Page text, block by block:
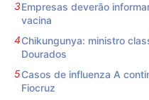
Empresas deverão
vacina
Chikungunya: ministro
Dourados
Casos de influenza A
Fiocruz